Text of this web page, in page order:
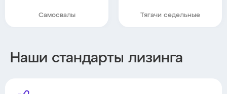
Самосвалы Тягачи седельные
Наши стандарты лизинга